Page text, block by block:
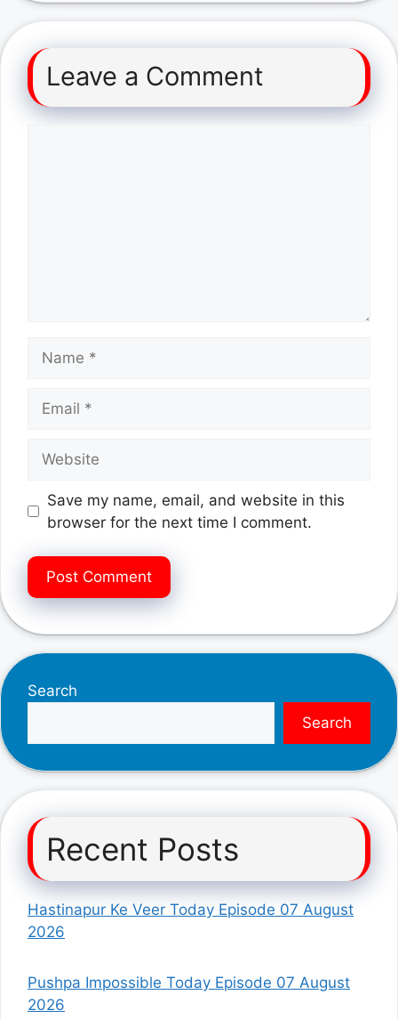
Leave a Comment
Save my name, email, and website in this
browser for the next time I comment.
Search
Search
Recent Posts
Hastinapur Ke Veer Today Episode 07 August
2026
Pushpa Impossible Today Episode 07 August
2026